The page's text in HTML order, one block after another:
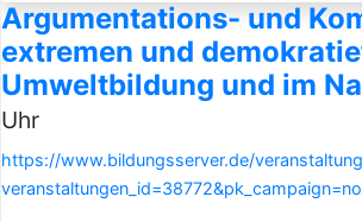
Argumentations- und
extremen und
Umweltbildung und im
Uhr
https://www.bildungsserver.de/